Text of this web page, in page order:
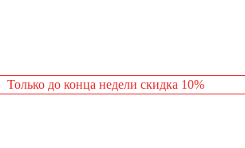
Только до конца недели скидка 10%